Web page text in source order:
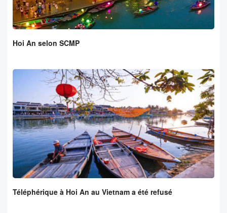
Hoi An selon SCMP
Téléphérique à Hoi An au Vietnam a été refusé